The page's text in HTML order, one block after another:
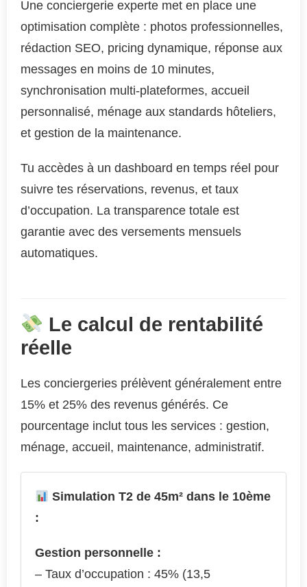
Une conciergerie experte met en place une
optimisation complète : photos professionnelles,
rédaction SEO, pricing dynamique, réponse aux
messages en moins de 10 minutes,
synchronisation multi-plateformes, accueil
personnalisé, ménage aux standards hôteliers,
et gestion de la maintenance.
Tu accèdes à un dashboard en temps réel pour
suivre tes réservations, revenus, et taux
d’occupation. La transparence totale est
garantie avec des versements mensuels
automatiques.
Le calcul de rentabilité
réelle
Les conciergeries prélèvent généralement entre
15% et 25% des revenus générés. Ce
pourcentage inclut tous les services : gestion,
ménage, accueil, maintenance, administratif.
Simulation T2 de 45m² dans le 10ème
:
Gestion personnelle :
– Taux d’occupation : 45% (13,5